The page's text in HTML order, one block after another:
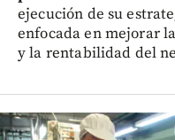
ejecución de su
enfocada en mejorar
y la rentabilidad del